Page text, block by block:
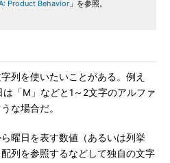
Product Behavior 」を参照。
列を使いたいことがある。例え
「M」などと1～2文字のアルファ
な場合だ。
曜日を表す数値（あるいは列挙
列を参照するなどして独自の文字